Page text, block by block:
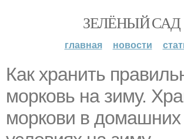
ЗЕЛЁНЫЙ САД
главная новости
Как хранить
морковь на зиму.
моркови в домашних